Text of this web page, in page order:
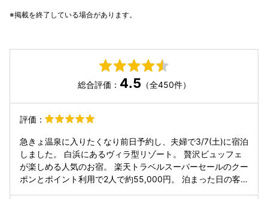
掲載を終了している場合があります。
総合評価： 4.5 （全450件）
評価：
急きょ温泉に入りたくなり前日予約し、夫婦で3/7(土)に宿泊
しました。 白浜にあるヴィラ型リゾート。 贅沢ビュッフェ
が楽しめる人気のお宿。 楽天トラベルスーパーセールのクー
ポンとポイント利用で2人で約55,000円。 泊まった日の客